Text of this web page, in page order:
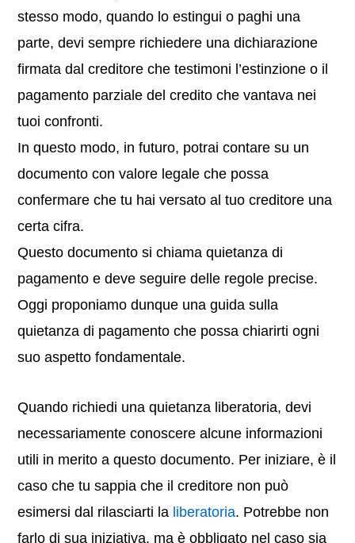
stesso modo, quando lo estingui o paghi una
parte, devi sempre richiedere una dichiarazione
firmata dal creditore che testimoni l’estinzione o il
pagamento parziale del credito che vantava nei
tuoi confronti.
In questo modo, in futuro, potrai contare su un
documento con valore legale che possa
confermare che tu hai versato al tuo creditore una
certa cifra.
Questo documento si chiama quietanza di
pagamento e deve seguire delle regole precise.
Oggi proponiamo dunque una guida sulla
quietanza di pagamento che possa chiarirti ogni
suo aspetto fondamentale.
Quando richiedi una quietanza liberatoria, devi
necessariamente conoscere alcune informazioni
utili in merito a questo documento. Per iniziare, è il
caso che tu sappia che il creditore non può
esimersi dal rilasciarti la liberatoria. Potrebbe non
farlo di sua iniziativa, ma è obbligato nel caso sia